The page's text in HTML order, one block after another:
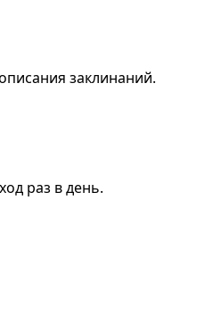
заклинаний.
раз в день.